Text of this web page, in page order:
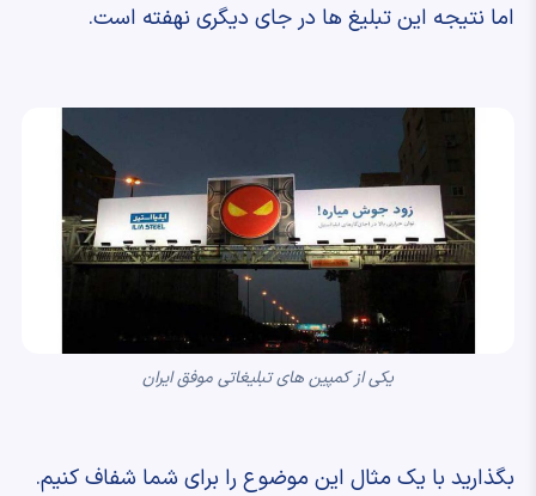
اما نتیجه این تبلیغ ها در جای دیگری نهفته است.
یکی از کمپین های تبلیغاتی موفق ایران
بگذارید با یک مثال این موضوع را برای شما شفاف کنیم.